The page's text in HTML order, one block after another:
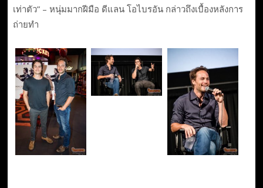
เท่าตัว” – หนุ่มมากฝีมือ ดีแลน โอไบรอัน กล่าวถึงเบื้องหลังการ
ถ่ายทำ